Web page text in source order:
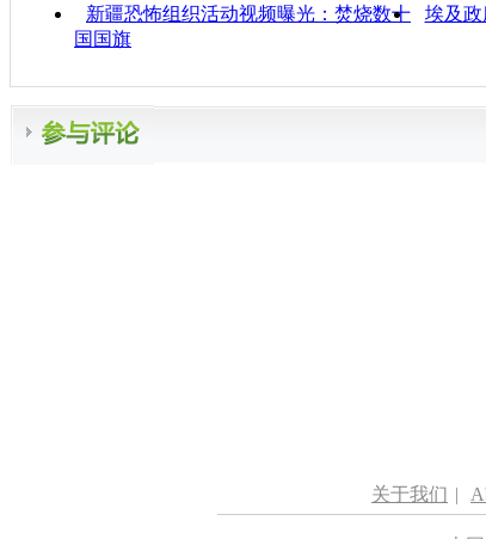
新疆恐怖组织活动视频曝光：焚烧数十
国国旗
埃及
关于我们 |